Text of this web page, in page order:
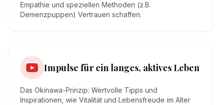
Empathie und speziellen Methoden (z.B.
Demenzpuppen) Vertrauen schaffen.
Impulse für ein langes, aktives Leben
Das Okinawa-Prinzip: Wertvolle Tipps und
Inspirationen, wie Vitalität und Lebensfreude im Alter